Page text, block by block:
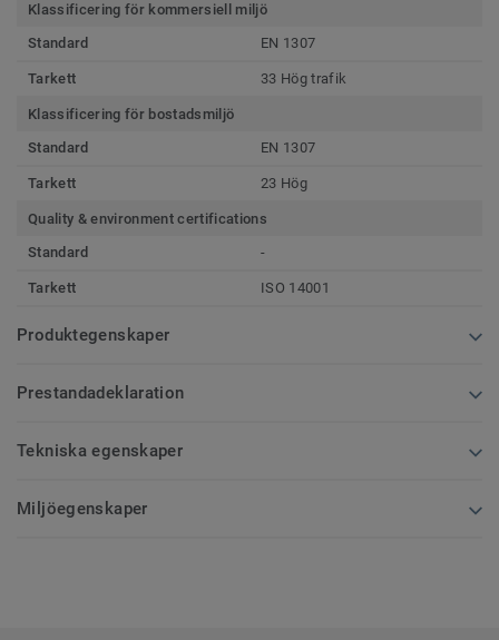
Klassificering för kommersiell miljö
Standard
EN 1307
Tarkett 33 Hög trafik
Klassificering för bostadsmiljö
Standard
EN 1307
Tarkett 23 Hög
Quality & environment certifications
Standard
-
Tarkett ISO 14001
Produktegenskaper
Prestandadeklaration
Tekniska egenskaper
Miljöegenskaper